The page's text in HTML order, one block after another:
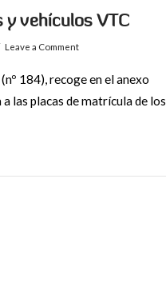
y vehículos VTC
Leave a Comment
184), recoge en el anexo
las placas de matrícula de los